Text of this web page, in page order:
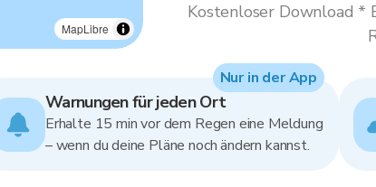
MapLibre
Kostenloser Download *
Warnungen für jeden Ort
Erhalte 15 min vor dem Regen eine Meldung
– wenn du deine Pläne noch ändern kannst.
Nur in der App